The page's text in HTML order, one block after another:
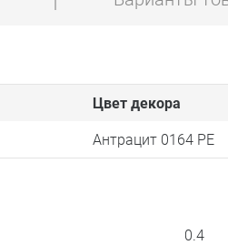
Цвет декора
Антрацит 0164 PE
0.4